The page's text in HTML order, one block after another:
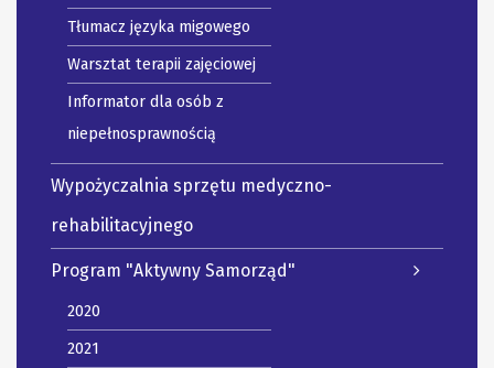
Tłumacz języka migowego
Warsztat terapii zajęciowej
Informator dla osób z
niepełnosprawnością
Wypożyczalnia sprzętu medyczno-
rehabilitacyjnego
Program "Aktywny Samorząd"
2020
2021